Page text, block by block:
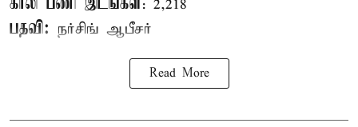
: 2,218
பதவி: நர்சிங் ஆபீசர்
Read More